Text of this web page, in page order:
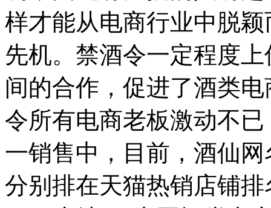
样才能从电商行业中脱
先机。禁酒令一定程度
间的合作，促进了酒类
令所有电商老板激动不
一销售中，目前，酒仙
分别排在天猫热销店铺